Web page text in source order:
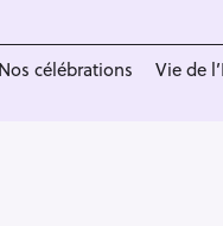
célébrations Vie de